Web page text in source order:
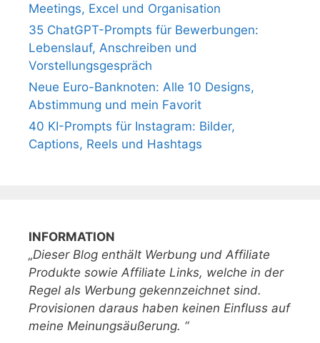
Meetings, Excel und Organisation
35 ChatGPT-Prompts für Bewerbungen:
Lebenslauf, Anschreiben und
Vorstellungsgespräch
Neue Euro-Banknoten: Alle 10 Designs,
Abstimmung und mein Favorit
40 KI-Prompts für Instagram: Bilder,
Captions, Reels und Hashtags
INFORMATION
„Dieser Blog enthält Werbung und Affiliate
Produkte sowie Affiliate Links, welche in der
Regel als Werbung gekennzeichnet sind.
Provisionen daraus haben keinen Einfluss auf
meine Meinungsäußerung. “